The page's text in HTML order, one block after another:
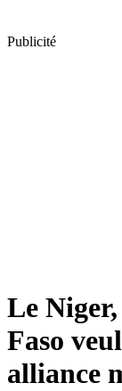
Publicité
Le
Faso
alliance